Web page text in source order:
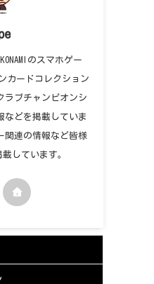
のスマホゲー
カードコレクション
ラブチャンピオンシ
などを掲載していま
関連の情報など皆様
しています。